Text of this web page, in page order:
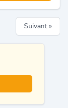
Suivant »